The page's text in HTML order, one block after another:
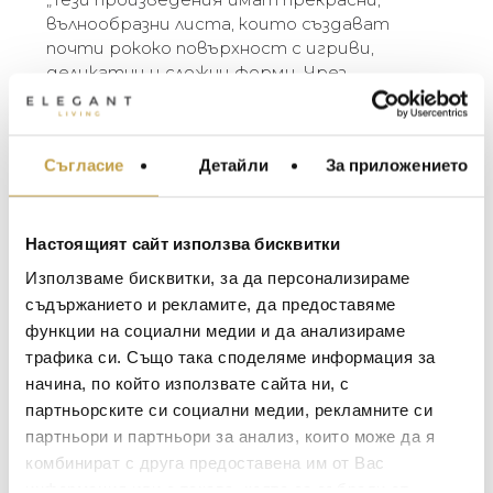
Съгласие Детайли За приложението
Настоящият сайт използва бисквитки
Използваме бисквитки, за да персонализираме
съдържанието и рекламите, да предоставяме
функции на социални медии и да анализираме
трафика си. Също така споделяме информация за
начина, по който използвате сайта ни, с
партньорските си социални медии, рекламните си
партньори и партньори за анализ, които може да я
комбинират с друга предоставена им от Вас
вълнообразни листа, които създават
почти рококо повърхност с игриви,
деликатни и сложни форми. Чрез
комбиниране на отделните изваяни
листа, естествените форми се
се да пресъздам това усещане за
движение и крехкост в метала.“ ~ Michael
inspiration from the intricacies of form and
texture found in foliage from around the world.
By interpreting plant forms in cast metal,
Michael Aram presents work which is evocative
of a natural environment transformed and
redefined.
“These pieces have wonderfully undulating
leaves, which create an almost rococo surface
МЕБЕЛИ ЗА ДОМА И
ЗА МАСАТА
ТЕКСТИЛ ЗА ДОМА
АРОМАТИ ЗА ДОМА
ИЗКУСТВО И КНИГИ
ВИСОК КЛАС
BACCARAT
TOM DIXON
MICHAEL ARAM
ASSOULINE
SELETTI